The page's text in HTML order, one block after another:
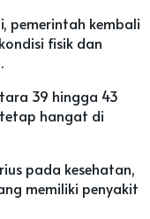
pemerintah kembali
fisik dan
39 hingga 43
hangat di
pada kesehatan,
memiliki penyakit